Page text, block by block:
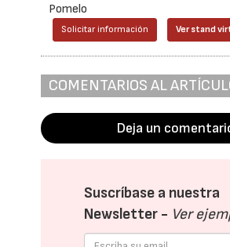
Pomelo
Solicitar información Ver stand
COMENTARIOS AL
Deja un
Suscríbase a nuestra
Newsletter - Ver